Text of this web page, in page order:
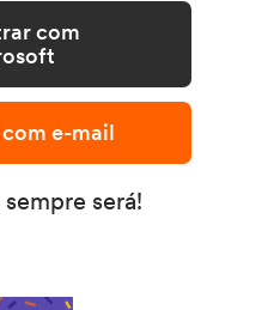
com
e-mail
será!